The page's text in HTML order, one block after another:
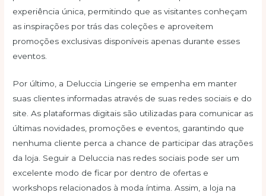
experiência única, permitindo que as visitantes conheçam
as inspirações por trás das coleções e aproveitem
promoções exclusivas disponíveis apenas durante esses
eventos.
Por último, a Deluccia Lingerie se empenha em manter
suas clientes informadas através de suas redes sociais e do
site. As plataformas digitais são utilizadas para comunicar as
últimas novidades, promoções e eventos, garantindo que
nenhuma cliente perca a chance de participar das atrações
da loja. Seguir a Deluccia nas redes sociais pode ser um
excelente modo de ficar por dentro de ofertas e
workshops relacionados à moda íntima. Assim, a loja na